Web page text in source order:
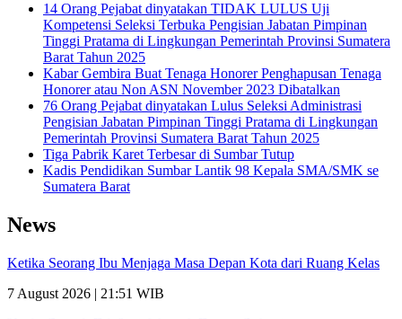
14 Orang Pejabat dinyatakan TIDAK LULUS Uji
Kompetensi Seleksi Terbuka Pengisian Jabatan Pimpinan
Tinggi Pratama di Lingkungan Pemerintah Provinsi Sumatera
Barat Tahun 2025
Kabar Gembira Buat Tenaga Honorer Penghapusan Tenaga
Honorer atau Non ASN November 2023 Dibatalkan
76 Orang Pejabat dinyatakan Lulus Seleksi Administrasi
Pengisian Jabatan Pimpinan Tinggi Pratama di Lingkungan
Pemerintah Provinsi Sumatera Barat Tahun 2025
Tiga Pabrik Karet Terbesar di Sumbar Tutup
Kadis Pendidikan Sumbar Lantik 98 Kepala SMA/SMK se
Sumatera Barat
News
Ketika Seorang Ibu Menjaga Masa Depan Kota dari Ruang Kelas
7 August 2026 | 21:51 WIB